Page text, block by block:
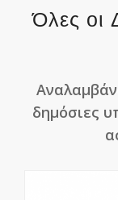
Όλες οι
δημόσιες